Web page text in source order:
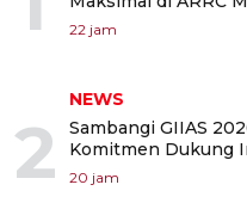
22 jam
2
NEWS
Sambangi GIIAS
Komitmen Dukung
20 jam